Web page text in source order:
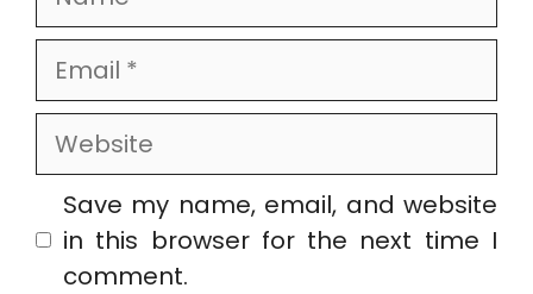
Email
Website
Save my name, email, and website
in this browser for the next time I
comment.